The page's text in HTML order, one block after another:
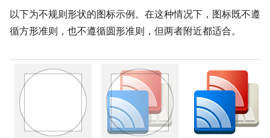
以下为不规则形状的图标示例。在这种情况下，图标既不遵
循方形准则，也不遵循圆形准则，但两者附近都适合。